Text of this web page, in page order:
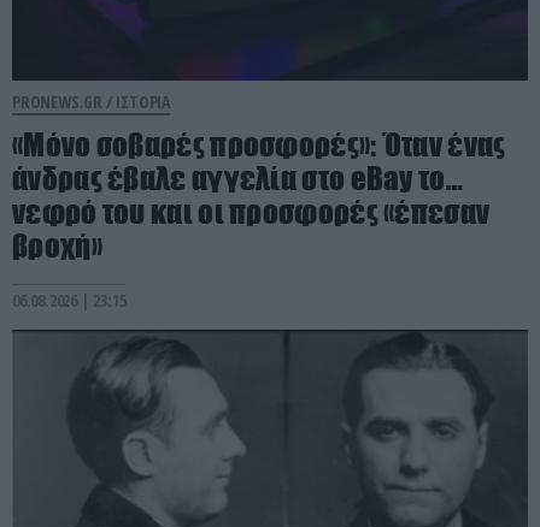
PRONEWS.GR / ΙΣΤΟΡΙΑ
«Μόνο σοβαρές προσφορές»: Όταν ένας
άνδρας έβαλε αγγελία στο eBay το…
νεφρό του και οι προσφορές «έπεσαν
βροχή»
06.08.2026 | 23:15